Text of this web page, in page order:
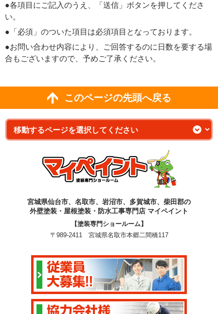
●各項目にご記入のうえ、「送信」ボタンを押してくださ
い。
●「必須」のついた項目は必須項目となっております。
●お問い合わせ内容により、ご回答するのに日数を要する場
合もございますので、予めご了承ください。
このページの先頭へ戻る
宮城県仙台市、名取市、岩沼市、多賀城市、柴田郡の
外壁塗装・屋根塗装・防水工事専門店 マイペイント
【塗装専門ショールーム】
〒989-2411 宮城県名取市本郷二間橋117